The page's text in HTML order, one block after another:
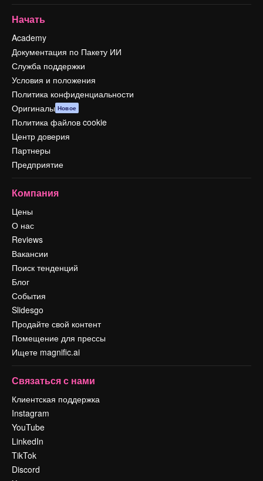
Начать
Academy
Документация по Пакету ИИ
Служба поддержки
Условия и положения
Политика конфиденциальности
Оригиналы Новое
Политика файлов cookie
Центр доверия
Партнеры
Предприятие
Компания
Цены
О нас
Reviews
Вакансии
Поиск тенденций
Блог
События
Slidesgo
Продайте свой контент
Помещение для прессы
Ищете magnific.ai
Связаться с нами
Клиентская поддержка
Instagram
YouTube
LinkedIn
TikTok
Discord